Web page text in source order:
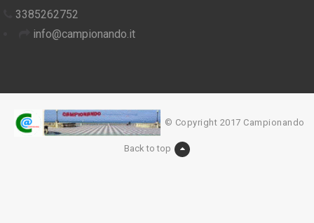
3385262752
info@campionando.it
© Copyright 2017 Campionando
Back to top